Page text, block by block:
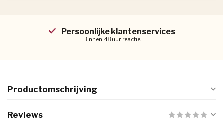
Persoonlijke klantenservices
Binnen 48 uur reactie
Productomschrijving
Reviews